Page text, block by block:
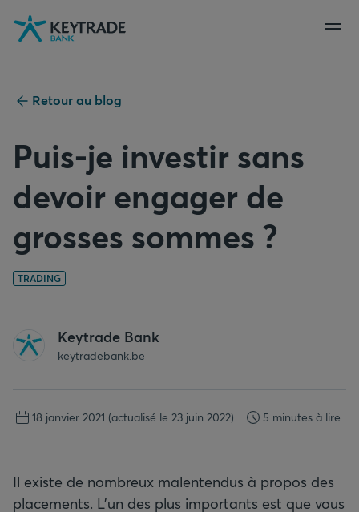
Aller
Aller
Aller
au
Retour au blog
Puis-je investir sans
devoir engager de
grosses sommes ?
TRADING
Keytrade Bank
keytradebank.be
18 janvier 2021 (actualisé le 23 juin 2022) 5 minutes à lire
Il existe de nombreux malentendus à propos des
placements. L'un des plus importants est que vous